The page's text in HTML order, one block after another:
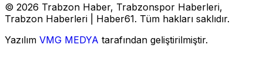
© 2026 Trabzon Haber, Trabzonspor Haberleri,
Trabzon Haberleri | Haber61. Tüm hakları saklıdır.
Yazılım VMG MEDYA tarafından geliştirilmiştir.